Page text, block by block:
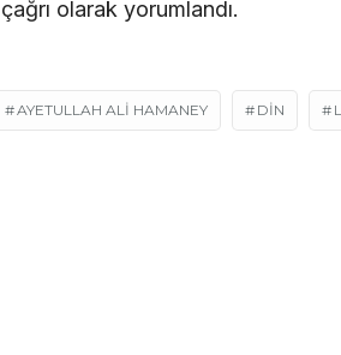
olarak yorumlandı.
AYETULLAH ALİ HAMANEY DIN